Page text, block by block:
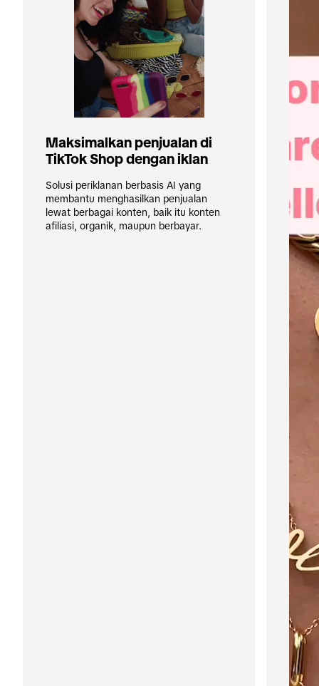
Maksimalkan penjualan di
TikTok Shop dengan iklan
Solusi periklanan berbasis AI yang
membantu menghasilkan penjualan
lewat berbagai konten, baik itu konten
afiliasi, organik, maupun berbayar.